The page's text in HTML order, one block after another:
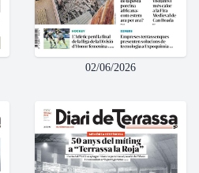
02/06/2026